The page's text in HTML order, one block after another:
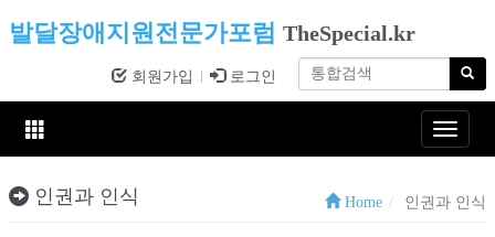
발달장애지원전문가포럼 TheSpecial.kr
회원가입 로그인
Toggle
인권과 인식 Home 인권과 인식